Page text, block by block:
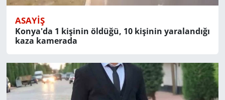
ASAYIŞ
Konya'da 1 kişinin öldüğü, 10 kişinin yaralandığı
kaza kamerada